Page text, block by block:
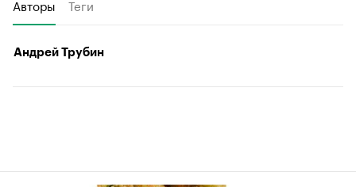
Авторы Теги
Андрей Трубин